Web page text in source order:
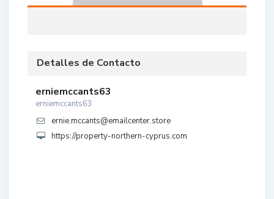
Detalles de Contacto
erniemccants63
erniemccants63
ernie.mccants@emailcenter.store
https://property-northern-cyprus.com